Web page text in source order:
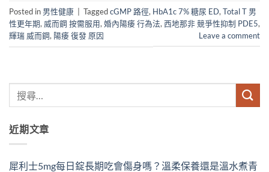
Posted in 男性健康 TaggedcGMP 路徑, HbA1c 7% 糖尿 ED, Total T 男
性更年期, 威而鋼 按需服用, 婚內陽痿 行為法, 西地那非 競爭性抑制 PDE5,
輝瑞 威而鋼, 陽痿 復發 原因 Leave a comment
近期文章
犀利士5mg每日錠長期吃會傷身嗎？溫柔保養還是溫水煮青